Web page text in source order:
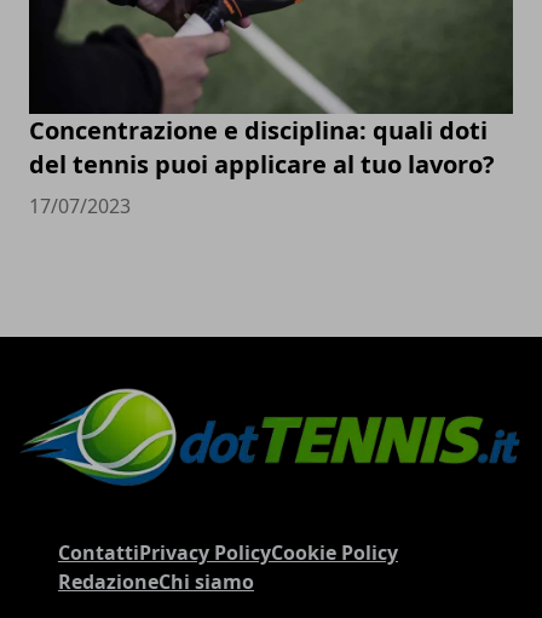
Concentrazione e disciplina: quali doti
del tennis puoi applicare al tuo lavoro?
17/07/2023
ContattiPrivacy PolicyCookie Policy
RedazioneChi siamo